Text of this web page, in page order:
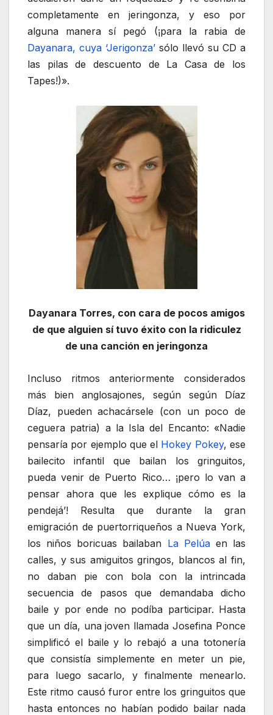
completamente en jeringonza, y eso por
alguna manera sí pegó (¡para la rabia de
Dayanara, cuya ‘Jerigonza’ sólo llevó su CD a
las pilas de descuento de La Casa de los
Tapes!)».
Dayanara Torres, con cara de pocos amigos
de que alguien sí tuvo éxito con la ridiculez
de una canción en jeringonza
Incluso ritmos anteriormente considerados
más bien anglosajones, según según Díaz
Díaz, pueden achacársele (con un poco de
ceguera patria) a la Isla del Encanto: «Nadie
pensaría por ejemplo que el Hokey Pokey, ese
bailecito infantil que bailan los gringuitos,
pueda venir de Puerto Rico… ¡pero lo van a
pensar ahora que les explique cómo es la
pendejá’! Resulta que durante la gran
emigración de puertorriqueños a Nueva York,
los niños boricuas bailaban La Pelúaen las
calles, y sus amiguitos gringos, blancos al fin,
no daban pie con bola con la intrincada
secuencia de pasos que demandaba dicho
baile y por ende no podíba participar. Hasta
que un día, una joven llamada Josefina Ponce
simplificó el baile y lo rebajó a una totonería
que consistía simplemente en meter un pie,
para luego sacarlo, y finalmente menearlo.
Este ritmo causó furor entre los gringuitos que
hasta entonces no habían podido bailar nada